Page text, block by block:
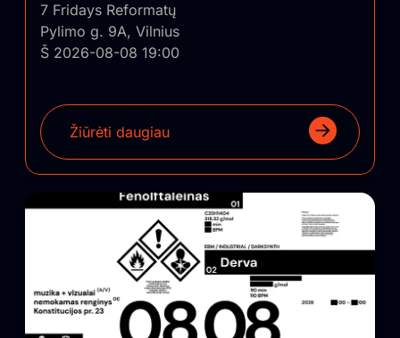
7 Fridays Reformatų
Pylimo g. 9A, Vilnius
Š 2026-08-08 19:00
Žiūrėti daugiau